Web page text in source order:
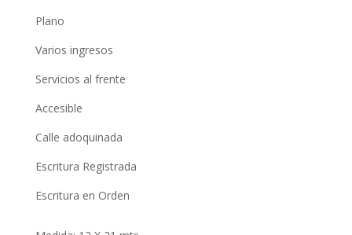
Plano
Varios ingresos
Servicios al frente
Accesible
Calle adoquinada
Escritura Registrada
Escritura en Orden